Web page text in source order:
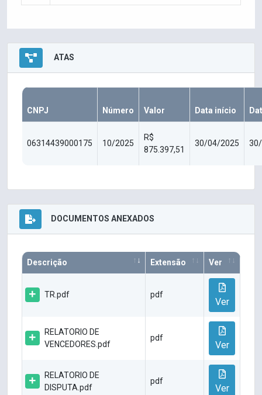
ATAS
CNPJ Número Valor Data início
06314439000175 10/2025
R$
875.397,51
30/04/2025
DOCUMENTOS ANEXADOS
Descrição Extensão Ver
TR.pdf pdf
Ver
RELATORIO DE
VENCEDORES.pdf
pdf
Ver
RELATORIO DE
DISPUTA.pdf
pdf
Ver